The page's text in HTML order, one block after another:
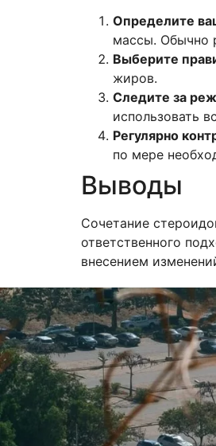
Определите
массы. Обычно
Выберите
жиров.
Следите за
использовать
Регулярно
по мере
Выводы
Сочетание
ответственного
внесением